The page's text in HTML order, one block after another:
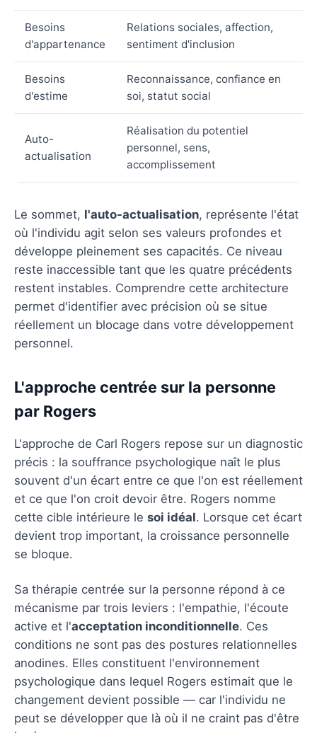
Besoins
d'appartenance
Relations sociales, affection,
sentiment d'inclusion
Besoins
d'estime
Reconnaissance, confiance en
soi, statut social
Auto-
actualisation
Réalisation du potentiel
personnel, sens,
accomplissement
Le sommet, l'auto-actualisation, représente l'état
où l'individu agit selon ses valeurs profondes et
développe pleinement ses capacités. Ce niveau
reste inaccessible tant que les quatre précédents
restent instables. Comprendre cette architecture
permet d'identifier avec précision où se situe
réellement un blocage dans votre développement
personnel.
L'approche centrée sur la personne
par Rogers
L'approche de Carl Rogers repose sur un diagnostic
précis : la souffrance psychologique naît le plus
souvent d'un écart entre ce que l'on est réellement
et ce que l'on croit devoir être. Rogers nomme
cette cible intérieure le soi idéal. Lorsque cet écart
devient trop important, la croissance personnelle
se bloque.
Sa thérapie centrée sur la personne répond à ce
mécanisme par trois leviers : l'empathie, l'écoute
active et l'acceptation inconditionnelle. Ces
conditions ne sont pas des postures relationnelles
anodines. Elles constituent l'environnement
psychologique dans lequel Rogers estimait que le
changement devient possible — car l'individu ne
peut se développer que là où il ne craint pas d'être